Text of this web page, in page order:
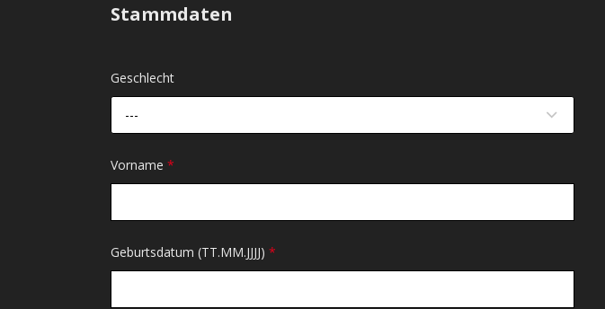
Stammdaten
Geschlecht
---
Vorname *
Geburtsdatum (TT.MM.JJJJ) *